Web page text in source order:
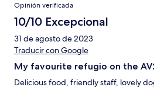
Opinión verificada
10/10 Excepcional
31 de agosto de 2023
Traducir con Google
My favourite refugio on the
Delicious food, friendly staff, lovely